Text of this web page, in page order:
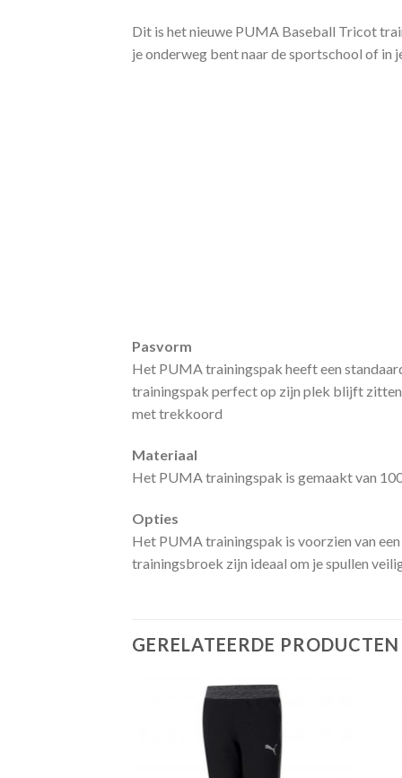
Dit is het nieuwe PUMA Baseball Tricot
je onderweg bent naar de sportschool of in
Pasvorm
Het PUMA trainingspak heeft een
trainingspak perfect op zijn plek blijft
met trekkoord
Materiaal
Het PUMA trainingspak is gemaakt van
Opties
Het PUMA trainingspak is voorzien van
trainingsbroek zijn ideaal om je spullen
GERELATEERDE PRODUCTEN